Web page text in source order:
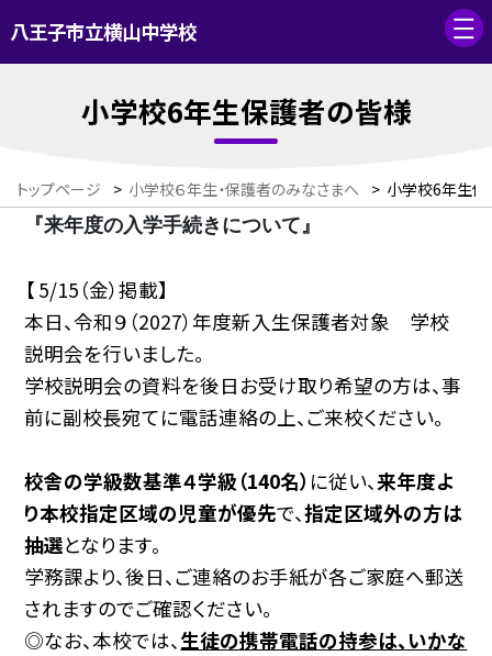
八王子市立横山中学校
小学校6年生保護者の皆様
トップページ > 小学校６年生・保護者のみなさまへ > 小学校6年生
『来年度の入学手続きについて』
【 5/15（金）掲載】
本日、令和９（2027）年度新入生保護者対象 学校
説明会を行いました。
学校説明会の資料を後日お受け取り希望の方は、事
前に副校長宛てに電話連絡の上、ご来校ください。
校舎の学級数基準４学級（140名） に従い、来年度よ
り本校指定区域の児童が優先で、指定区域外の方は
抽選となります。
学務課より、後日、ご連絡のお手紙が各ご家庭へ郵送
されますのでご確認ください。
◎なお、本校では、生徒の携帯電話の持参は、いかな